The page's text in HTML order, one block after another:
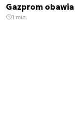
Gazprom
1 min.